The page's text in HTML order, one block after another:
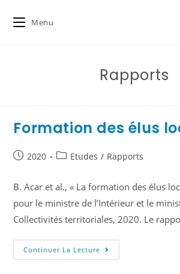
Menu
Rapports
Formation des élus
2020 Etudes / Rapports
B. Acar et al., « La formation des élus
pour le ministre de l’Intérieur et le
Collectivités territoriales, 2020. Le
Continuer La Lecture